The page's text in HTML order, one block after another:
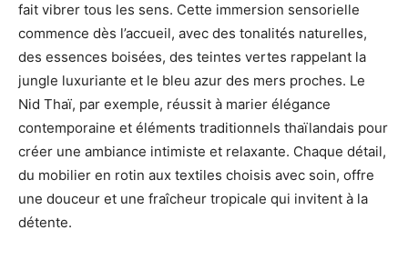
fait vibrer tous les sens. Cette immersion sensorielle
commence dès l’accueil, avec des tonalités naturelles,
des essences boisées, des teintes vertes rappelant la
jungle luxuriante et le bleu azur des mers proches. Le
Nid Thaï, par exemple, réussit à marier élégance
contemporaine et éléments traditionnels thaïlandais pour
créer une ambiance intimiste et relaxante. Chaque détail,
du mobilier en rotin aux textiles choisis avec soin, offre
une douceur et une fraîcheur tropicale qui invitent à la
détente.